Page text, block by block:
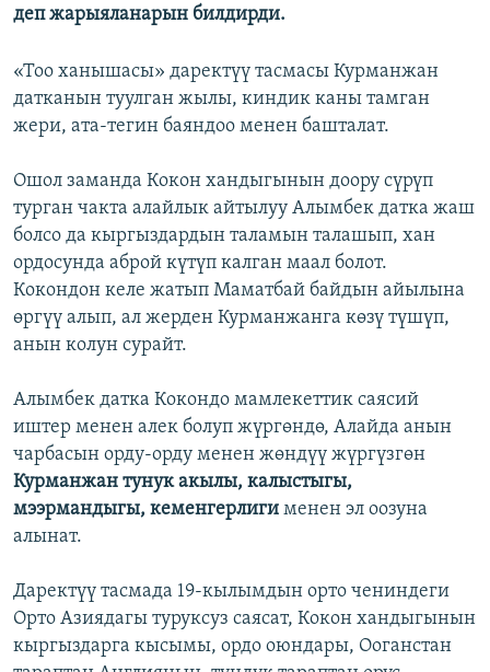
деп жарыяланарын билдирди.
«Тоо ханышасы» даректүү тасмасы Курманжан
датканын туулган жылы, киндик каны тамган
жери, ата-тегин баяндоо менен башталат.
Ошол заманда Кокон хандыгынын доору сүрүп
турган чакта алайлык айтылуу Алымбек датка жаш
болсо да кыргыздардын таламын талашып, хан
ордосунда аброй күтүп калган маал болот.
Кокондон келе жатып Маматбай байдын айылына
өргүү алып, ал жерден Курманжанга көзү түшүп,
анын колун сурайт.
Алымбек датка Кокондо мамлекеттик саясий
иштер менен алек болуп жүргөндө, Алайда анын
чарбасын орду-орду менен жөндүү жүргүзгөн
Курманжан тунук акылы, калыстыгы,
мээрмандыгы, кеменгерлиги менен эл оозуна
алынат.
Даректүү тасмада 19-кылымдын орто чениндеги
Орто Азиядагы туруксуз саясат, Кокон хандыгынын
кыргыздарга кысымы, ордо оюндары, Ооганстан